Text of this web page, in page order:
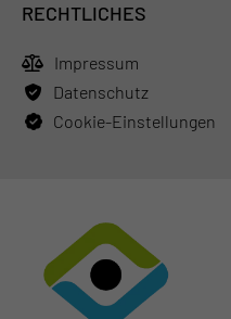
RECHTLICHES
Impressum
Datenschutz
Cookie-Einstellungen